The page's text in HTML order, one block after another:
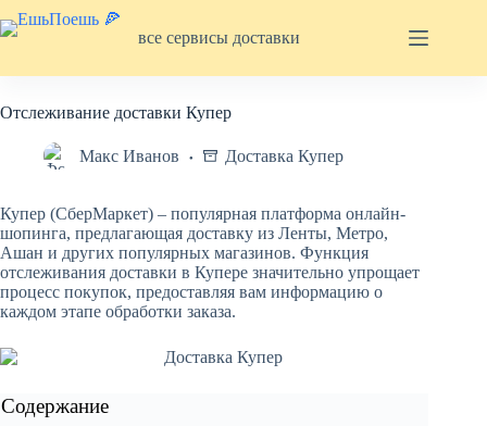
к
все сервисы доставки
Отслеживание доставки Купер
Макс Иванов Доставка Купер
Купер (СберМаркет) – популярная платформа онлайн-
шопинга, предлагающая доставку из Ленты, Метро,
Ашан и других популярных магазинов. Функция
отслеживания доставки в Купере значительно упрощает
процесс покупок, предоставляя вам информацию о
каждом этапе обработки заказа.
Содержание